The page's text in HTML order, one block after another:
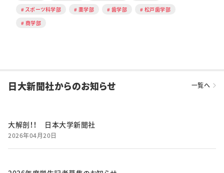
スポーツ科学部
薬学部 歯学部
松戸歯学部
商学部
日大新聞社からのお知らせ 一覧へ
大解剖！！ 日本大学新聞社
2026年04月20日